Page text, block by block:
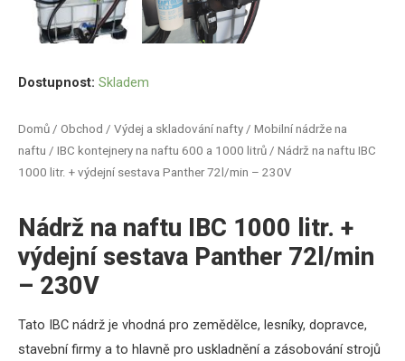
Domů / Obchod / Výdej a skladování nafty / Mobilní nádrže na
naftu / IBC kontejnery na naftu 600 a 1000 litrů / Nádrž na naftu IBC
1000 litr. + výdejní sestava Panther 72l/min – 230V
Nádrž na naftu IBC 1000 litr. +
výdejní sestava Panther 72l/min
– 230V
Tato IBC nádrž je vhodná pro zemědělce, lesníky, dopravce,
stavební firmy a to hlavně pro uskladnění a zásobování strojů
Dostupnost: Skladem